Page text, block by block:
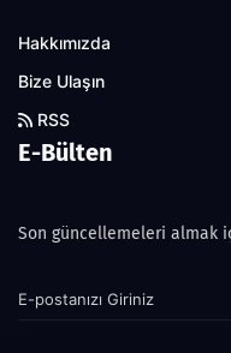
Hakkımızda
Bize Ulaşın
RSS
E-Bülten
Son güncellemeleri almak